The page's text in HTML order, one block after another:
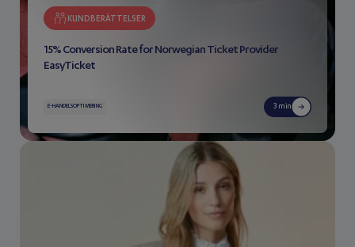
KUNDBERÄTTELSER
15% Conversion Rate for Norwegian Ticket Provider
EasyTicket
E-HANDELSOPTIMERING 3 min